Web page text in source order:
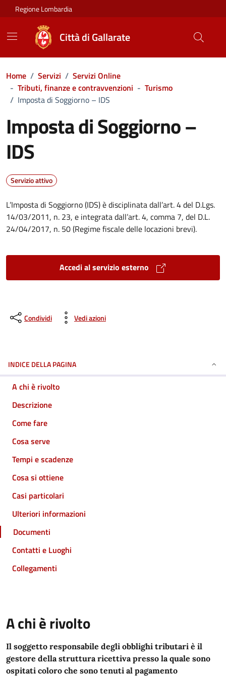
Vai ai contenuti
Vai al footer
Regione Lombardia
Città di Gallarate
Home / Servizi / Servizi Online
- Tributi, finanze e contravvenzioni - Turismo
/ Imposta di Soggiorno – IDS
Imposta di Soggiorno –
IDS
Servizio attivo
L’Imposta di Soggiorno (IDS) è disciplinata dall’art. 4 del D.Lgs.
14/03/2011, n. 23, e integrata dall’art. 4, comma 7, del D.L.
24/04/2017, n. 50 (Regime fiscale delle locazioni brevi).
Accedi al servizio esterno
Condividi Vedi azioni
INDICE DELLA PAGINA
A chi è rivolto
Descrizione
Come fare
Cosa serve
Tempi e scadenze
Cosa si ottiene
Casi particolari
Ulteriori informazioni
Documenti
Contatti e Luoghi
Collegamenti
A chi è rivolto
Il soggetto responsabile degli obblighi tributari è il
gestore della struttura ricettiva presso la quale sono
ospitati coloro che sono tenuti al pagamento